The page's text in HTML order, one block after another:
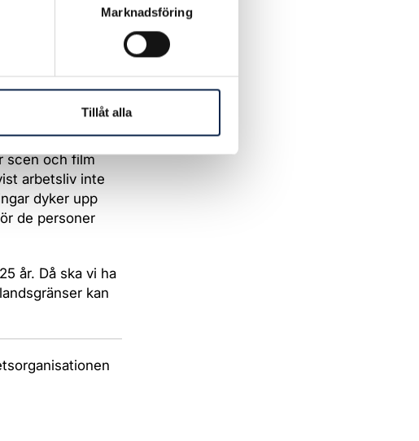
Marknadsföring
Tillåt alla
Devnarain.
få bort den apati
scen och film
arbetsliv inte
dyker upp
de personer
år. Då ska vi ha
kan